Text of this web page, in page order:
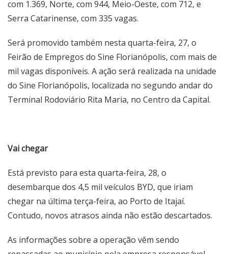
com 1.369, Norte, com 944, Meio-Oeste, com 712, e
Serra Catarinense, com 335 vagas.
Será promovido também nesta quarta-feira, 27, o
Feirão de Empregos do Sine Florianópolis, com mais de
mil vagas disponíveis. A ação será realizada na unidade
do Sine Florianópolis, localizada no segundo andar do
Terminal Rodoviário Rita Maria, no Centro da Capital.
Vai chegar
Está previsto para esta quarta-feira, 28, o
desembarque dos 4,5 mil veículos BYD, que iriam
chegar na última terça-feira, ao Porto de Itajaí.
Contudo, novos atrasos ainda não estão descartados.
As informações sobre a operação vêm sendo